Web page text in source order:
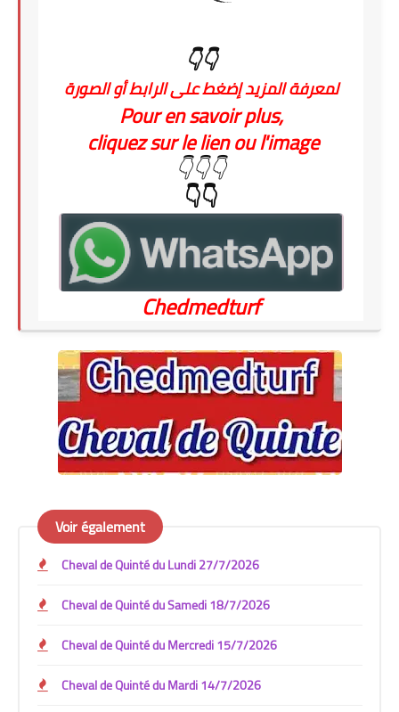
👇👇
لمعرفة المزيد إضغط على الرابط أو الصورة
Pour en savoir plus,
cliquez sur le lien ou l'image
👇👇👇
👇👇
Chedmedturf
Voir également
Cheval de Quinté du Lundi 27/7/2026
Cheval de Quinté du Samedi 18/7/2026
Cheval de Quinté du Mercredi 15/7/2026
Cheval de Quinté du Mardi 14/7/2026